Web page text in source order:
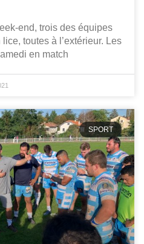
end, trois des équipes
toutes à l’extérieur. Les
en match
SPORT